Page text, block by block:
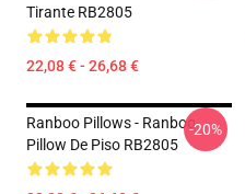
Tirante RB2805
22,08 € - 26,68 €
Ranboo Pillows - Ranboo
Pillow De Piso RB2805
-20%